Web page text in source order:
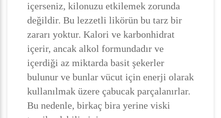
içerseniz, kilonuzu etkilemek zorunda
değildir. Bu lezzetli likörün bu tarz bir
zararı yoktur. Kalori ve karbonhidrat
içerir, ancak alkol formundadır ve
içerdiği az miktarda basit şekerler
bulunur ve bunlar vücut için enerji olarak
kullanılmak üzere çabucak parçalanırlar.
Bu nedenle, birkaç bira yerine viski